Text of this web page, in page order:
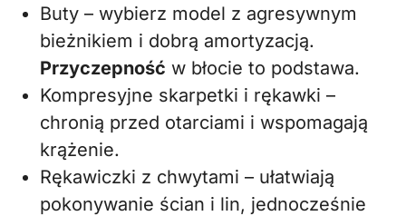
Buty – wybierz model z agresywnym
bieżnikiem i dobrą amortyzacją.
Przyczepność w błocie to podstawa.
Kompresyjne skarpetki i rękawki –
chronią przed otarciami i wspomagają
krążenie.
Rękawiczki z chwytami – ułatwiają
pokonywanie ścian i lin, jednocześnie